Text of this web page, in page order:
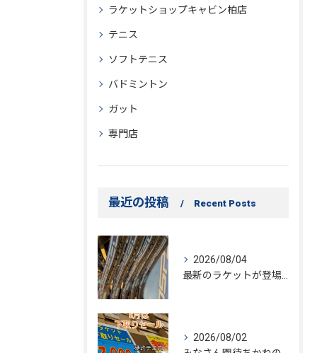
ラケットショップキャビン柏店
テニス
ソフトテニス
バドミントン
ガット
専門店
最近の投稿 Recent Posts
2026/08/04
2026/08/02